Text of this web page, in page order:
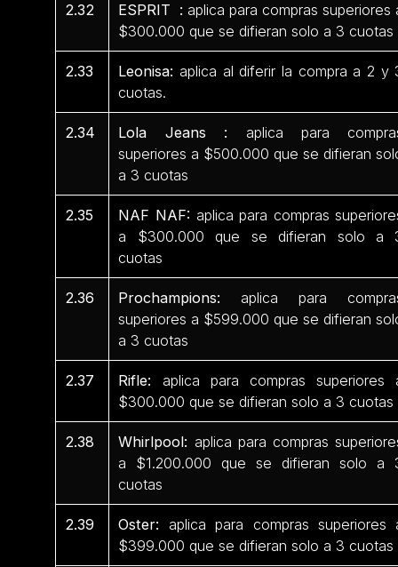
2.32 ESPRIT : aplica para compras superiores
$300.000 que se difieran solo a 3 cuotas
2.33 Leonisa: aplica al diferir la compra a 2 y
cuotas.
2.34 Lola Jeans : aplica para
superiores a $500.000 que se difieran
a 3 cuotas
2.35 NAF NAF: aplica para compras
a $300.000 que se difieran solo a
cuotas
2.36 Prochampions: aplica para
superiores a $599.000 que se difieran
a 3 cuotas
2.37 Rifle: aplica para compras superiores
$300.000 que se difieran solo a 3 cuotas
2.38 Whirlpool: aplica para compras
a $1.200.000 que se difieran solo a
cuotas
2.39 Oster: aplica para compras superiores
$399.000 que se difieran solo a 3 cuotas